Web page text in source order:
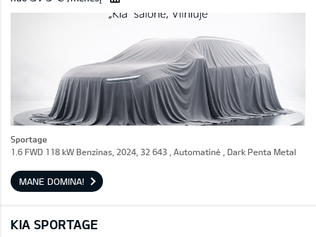
Sportage
1.6 FWD 118 kW Benzinas, 2024, 32 643 , Automatinė , Dark Penta Metal
MANE DOMINA!
KIA SPORTAGE